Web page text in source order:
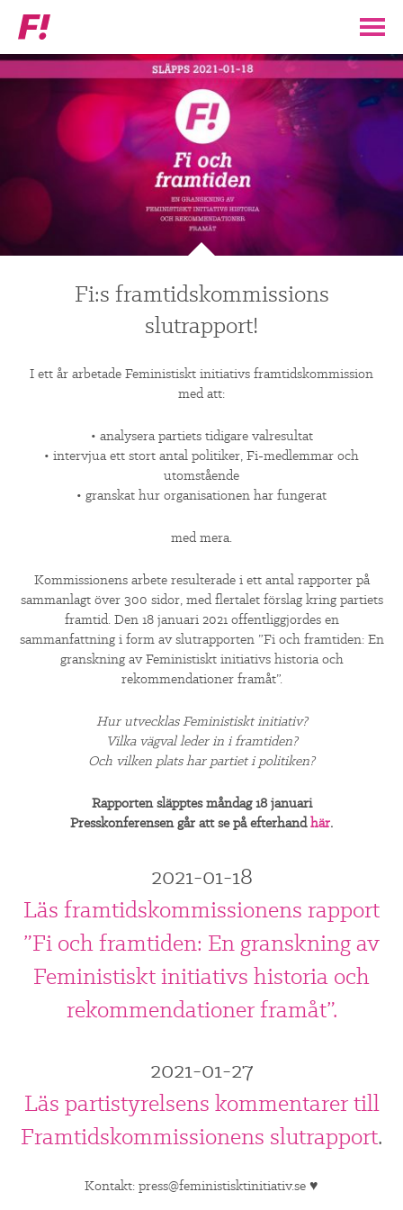
Feministiskt
initiativ
VÅR POLITIK ▼
STÖD F!
BLI MEDLEM
ENGAGERA DIG I F! ▼
ENAD RÖST
FÖR MEDLEMMAR ▼
Kampanjbild
Fi:s framtidskommissions
slutrapport!
I ett år arbetade Feministiskt initiativs framtidskommission
med att:
• analysera partiets tidigare valresultat
• intervjua ett stort antal politiker, Fi-medlemmar och
utomstående
• granskat hur organisationen har fungerat
med mera.
Kommissionens arbete resulterade i ett antal rapporter på
sammanlagt över 300 sidor, med flertalet förslag kring partiets
framtid. Den 18 januari 2021 offentliggjordes en
sammanfattning i form av slutrapporten ”Fi och framtiden: En
granskning av Feministiskt initiativs historia och
rekommendationer framåt”.
Hur utvecklas Feministiskt initiativ?
Vilka vägval leder in i framtiden?
Och vilken plats har partiet i politiken?
Rapporten släpptes måndag 18 januari
Presskonferensen går att se på efterhandhär.
2021-01-18
Läs framtidskommissionens rapport
”Fi och framtiden: En granskning av
Feministiskt initiativs historia och
rekommendationer framåt”.
2021-01-27
Läs partistyrelsens kommentarer till
Framtidskommissionens slutrapport.
Kontakt: press@feministisktinitiativ.se ♥